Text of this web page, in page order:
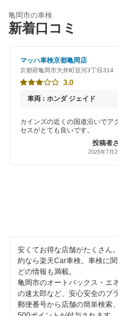
木津川市
京田辺市
京丹後市
久世郡
船井郡
舞鶴市
宮津市
特典あり
新車初回割りあり
早割りあり
クレジットカードOK
ハイブリッド車OK
EV車OK
120分以内の車検
「車検の速太郎」
アップル車検
オートバックス
伊藤忠エネクス
出光興産「らくらく安心車
トヨタディーラー
亀岡市の車検
新着口コミ
マッハ車検京都亀岡店
京都府亀岡市大井町並河3丁目314
3.0
車両 : ホンダ ジェイド
カインズの近くの国道沿いでア
セスがとても良いです。
投稿者
2026年7月
安くてお得な店舗がたくさん
約なら楽天Car車検。車検に
どの情報も満載。
亀岡市のオートバックス・エ
の速太郎など、安心安全のブ
郵便番号から店舗の簡単検索